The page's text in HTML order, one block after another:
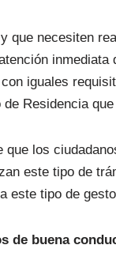
que necesiten
inmediata
iguales
Residencia
los
este tipo de
este tipo de
de buena